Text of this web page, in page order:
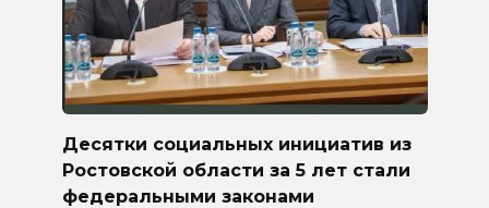
Десятки социальных инициатив из
Ростовской области за 5 лет стали
федеральными законами